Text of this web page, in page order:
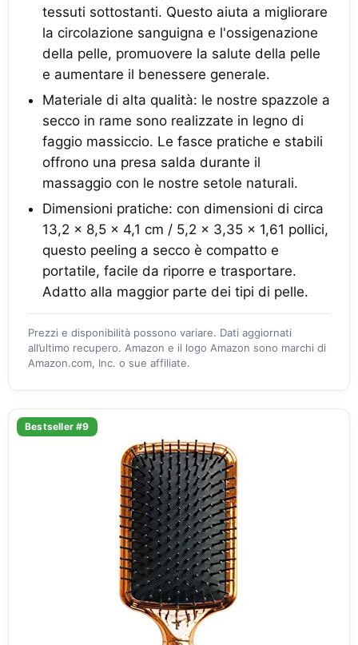
tessuti sottostanti. Questo aiuta a migliorare
la circolazione sanguigna e l'ossigenazione
della pelle, promuovere la salute della pelle
e aumentare il benessere generale.
Materiale di alta qualità: le nostre spazzole a
secco in rame sono realizzate in legno di
faggio massiccio. Le fasce pratiche e stabili
offrono una presa salda durante il
massaggio con le nostre setole naturali.
Dimensioni pratiche: con dimensioni di circa
13,2 x 8,5 x 4,1 cm / 5,2 x 3,35 x 1,61 pollici,
questo peeling a secco è compatto e
portatile, facile da riporre e trasportare.
Adatto alla maggior parte dei tipi di pelle.
Prezzi e disponibilità possono variare. Dati aggiornati
all’ultimo recupero. Amazon e il logo Amazon sono marchi di
Amazon.com, Inc. o sue affiliate.
Bestseller #9